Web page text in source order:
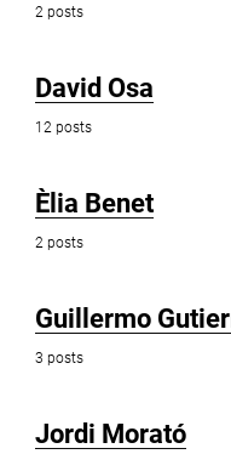
2 posts
David Osa
12 posts
Èlia Benet
2 posts
Guillermo
3 posts
Jordi Morató